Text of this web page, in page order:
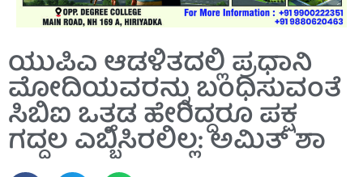
ಯುಪಿಎ ಆಡಳಿತದಲ್ಲಿ ಪ್ರಧಾನಿ
ಮೋದಿಯವರನ್ನು ಬಂಧಿಸುವಂತೆ
ಸಿಬಿಐ ಒತ್ತಡ ಹೇರಿದ್ದರೂ ಪಕ್ಷ
ಗದ್ದಲ ಎಬ್ಬಿಸಿರಲಿಲ್ಲ: ಅಮಿತ್ ಶಾ